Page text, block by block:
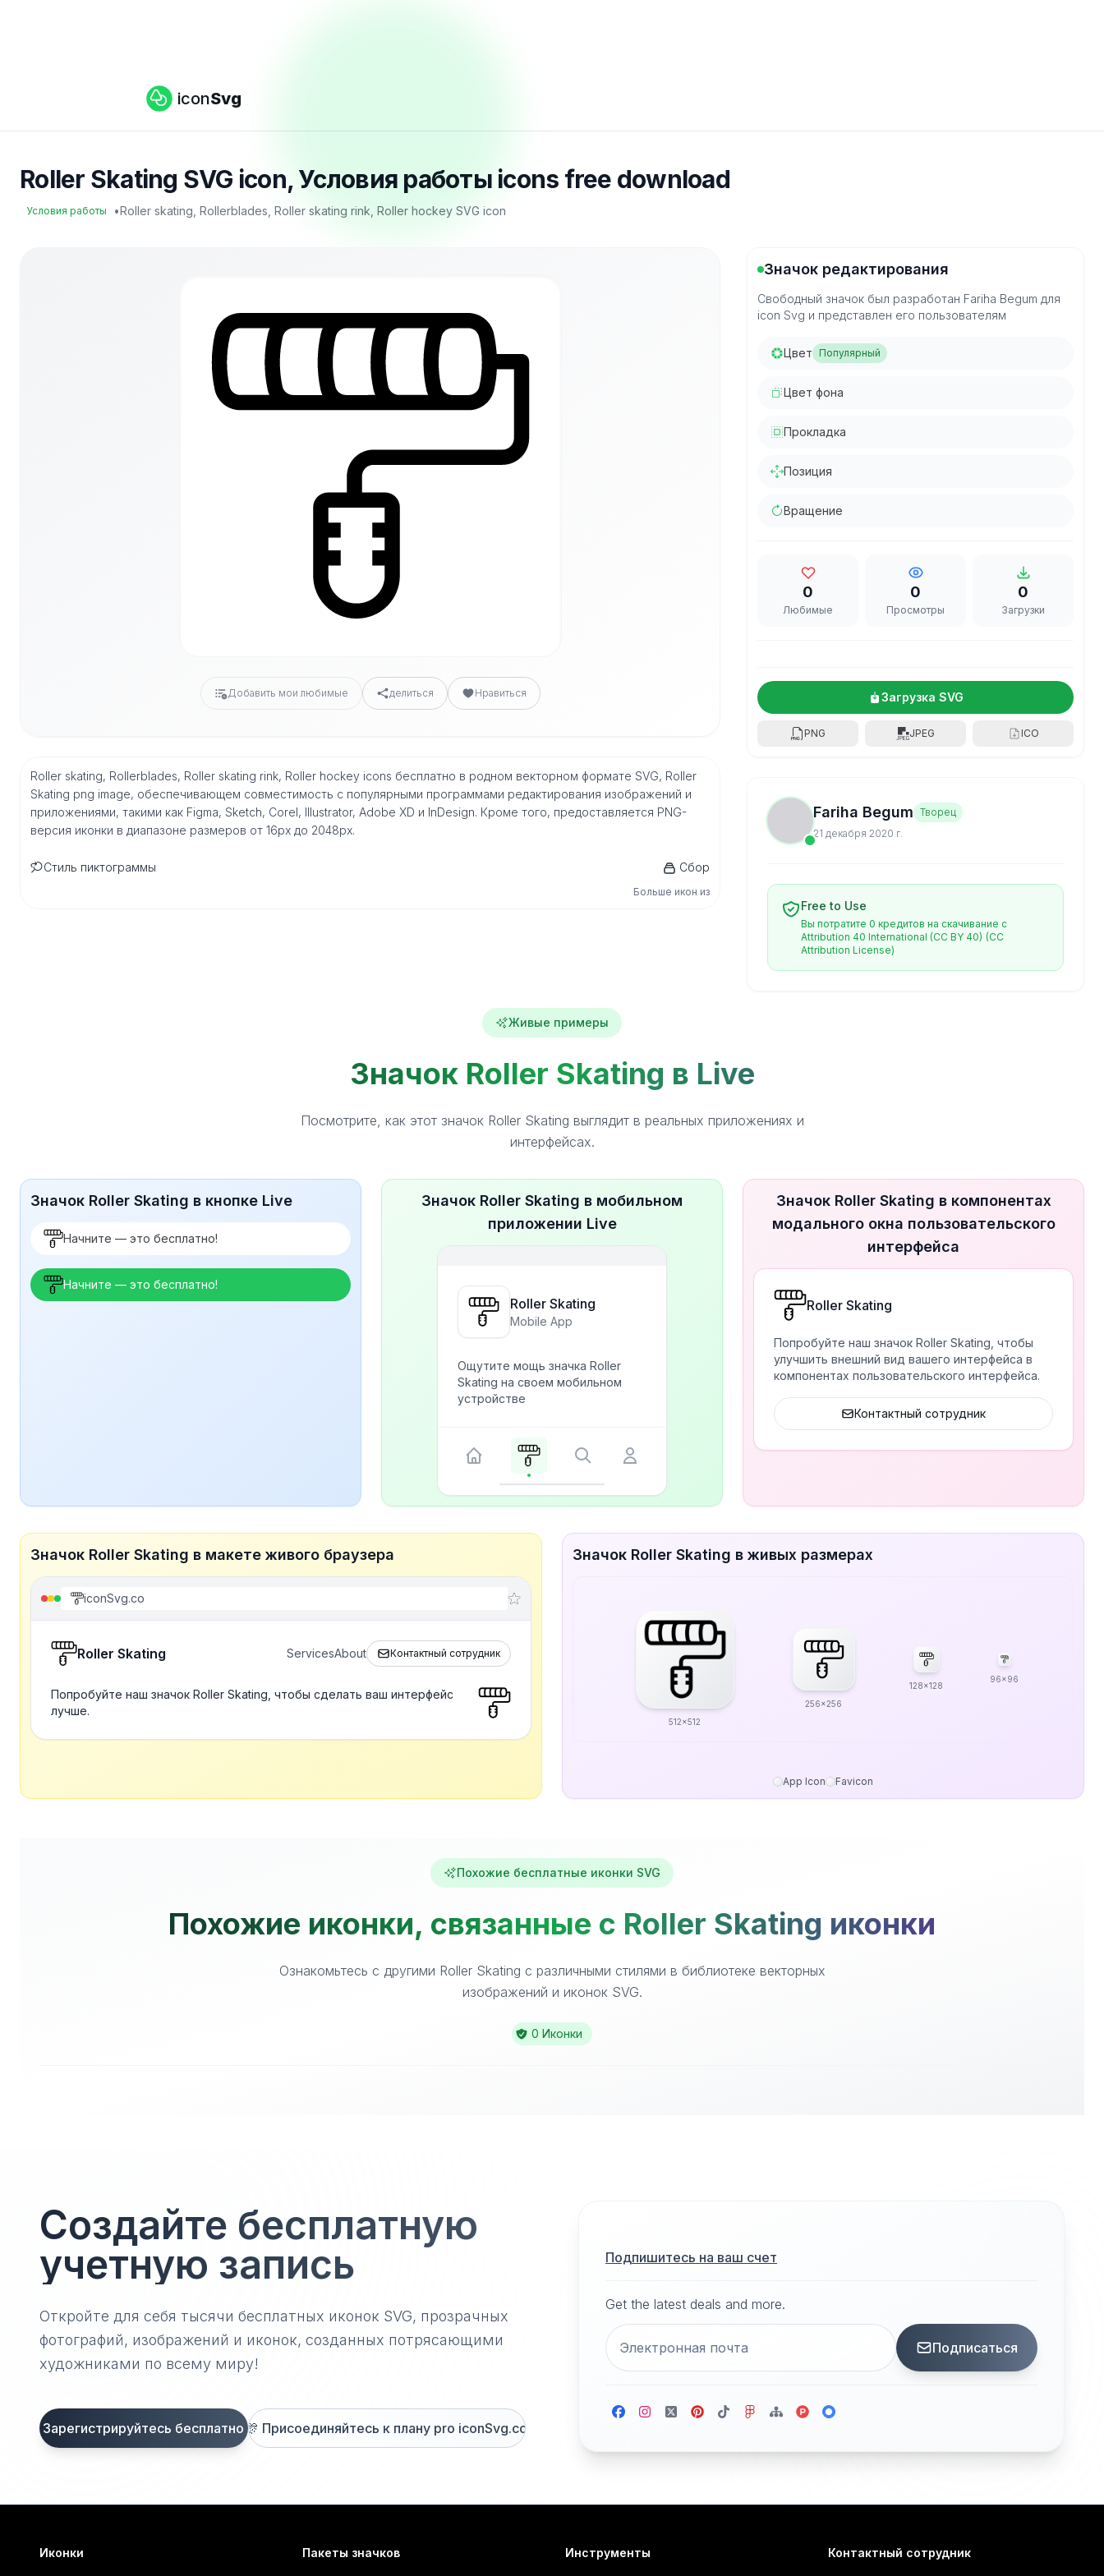
iconSvg
Roller Skating SVG icon, Условия работы icons free download
Условия работы •Roller skating, Rollerblades, Roller skating rink, Roller hockey SVG icon
Добавить мои любимые делиться Нравиться
Roller skating, Rollerblades, Roller skating rink, Roller hockey icons бесплатно в родном векторном формате SVG, Roller
Skating png image, обеспечивающем совместимость с популярными программами редактирования изображений и
приложениями, такими как Figma, Sketch, Corel, Illustrator, Adobe XD и InDesign. Кроме того, предоставляется PNG-
версия иконки в диапазоне размеров от 16px до 2048px.
Стиль пиктограммы Сбор
Больше икон из
Значок редактирования
Свободный значок был разработан Fariha Begum для
icon Svg и представлен его пользователям
Цвет Популярный
Цвет фона
Прокладка
Позиция
Вращение
0
Любимые
0
Просмотры
0
Загрузки
Загрузка SVG
PNG JPEG ICO
Fariha Begum Творец
21 декабря 2020 г.
Free to Use
Вы потратите 0 кредитов на скачивание с
Attribution 40 International (CC BY 40) (CC
Attribution License)
Живые примеры
Значок Roller Skating в Live
Посмотрите, как этот значок Roller Skating выглядит в реальных приложениях и
интерфейсах.
Значок Roller Skating в кнопке Live
Начните — это бесплатно!
Начните — это бесплатно!
Значок Roller Skating в мобильном
приложении Live
Roller Skating
Mobile App
Ощутите мощь значка Roller
Skating на своем мобильном
устройстве
Значок Roller Skating в компонентах
модального окна пользовательского
интерфейса
Roller Skating
Попробуйте наш значок Roller Skating, чтобы
улучшить внешний вид вашего интерфейса в
компонентах пользовательского интерфейса.
Контактный сотрудник
Значок Roller Skating в макете живого браузера
iconSvg.co
Roller Skating ServicesAbout Контактный сотрудник
Попробуйте наш значок Roller Skating, чтобы сделать ваш интерфейс
лучше.
Значок Roller Skating в живых размерах
512x512
256x256
128x128
96x96
App Icon Favicon
Похожие бесплатные иконки SVG
Похожие иконки, связанные с Roller Skating иконки
Ознакомьтесь с другими Roller Skating с различными стилями в библиотеке векторных
изображений и иконок SVG.
0 Иконки
Создайте бесплатную
учетную запись
Откройте для себя тысячи бесплатных иконок SVG, прозрачных
фотографий, изображений и иконок, созданных потрясающими
художниками по всему миру!
Зарегистрируйтесь бесплатно 🎊 Присоединяйтесь к плану pro iconSvg.co
Подпишитесь на ваш счет
Get the latest deals and more.
Подписаться
Иконки Пакеты значков Инструменты Контактный сотрудник